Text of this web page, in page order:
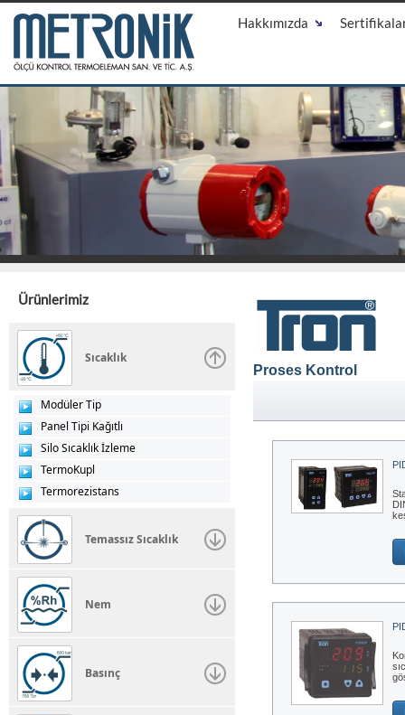
Hakkımızda
Ürünlerimiz
Sıcaklık
Modüler Tip
Panel Tipi Kağıtlı
Silo Sıcaklık İzleme
TermoKupl
Termorezistans
Temassız Sıcaklık
Nem
Basınç
Proses Kontrol